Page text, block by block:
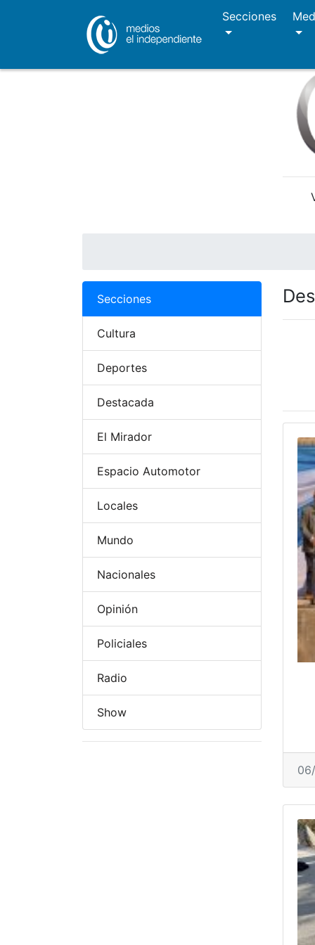
Secciones
Secciones
Cultura
Deportes
Destacada
El Mirador
Espacio Automotor
Locales
Mundo
Nacionales
Opinión
Policiales
Radio
Show